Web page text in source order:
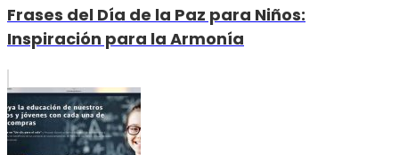
Frases del Día de la Paz para Niños:
Inspiración para la Armonía